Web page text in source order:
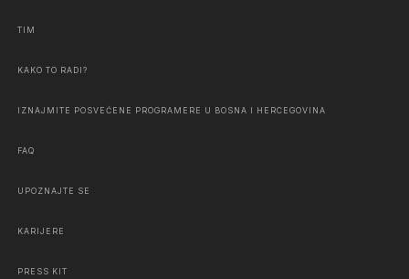
TIM
KAKO TO RADI?
IZNAJMITE POSVEĆENE PROGRAMERE U BOSNA I HERCEGOVINA
FAQ
UPOZNAJTE SE
KARIJERE
PRESS KIT